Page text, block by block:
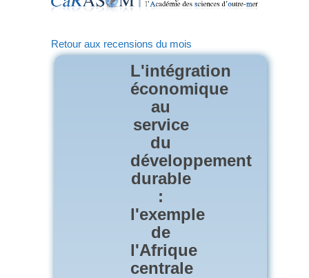
Retour aux recensions du mois
L'intégration
économique
au
service
du
développement
durable
:
l'exemple
de
l'Afrique
centrale